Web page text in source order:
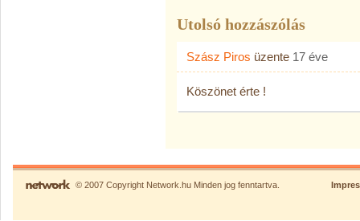
Utolsó hozzászólás
Szász Piros üzente 17 éve
Köszönet érte !
© 2007 Copyright Network.hu Minden jog fenntartva.